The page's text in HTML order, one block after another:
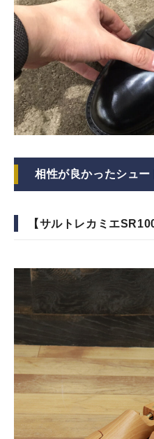
相性が良かったシュー
【サルトレカミエ